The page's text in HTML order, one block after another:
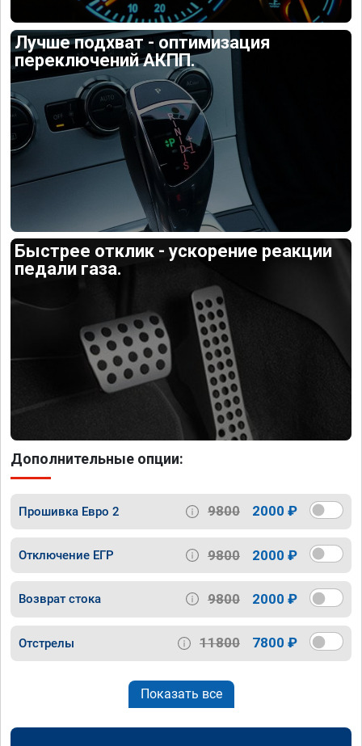
Лучше подхват - оптимизация
переключений АКПП.
Быстрее отклик - ускорение реакции
педали газа.
Дополнительные опции:
Прошивка Евро 2 9800 2000 ₽
Отключение ЕГР 9800 2000 ₽
Возврат стока 9800 2000 ₽
Отстрелы 11800 7800 ₽
Показать все